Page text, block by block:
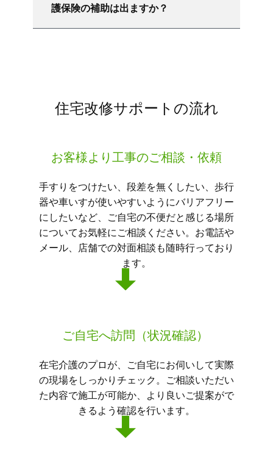
護保険の補助は出ますか？
住宅改修サポートの流れ
お客様より工事のご相談・依頼
手すりをつけたい、段差を無くしたい、歩行
器や車いすが使いやすいようにバリアフリー
にしたいなど、ご自宅の不便だと感じる場所
についてお気軽にご相談ください。お電話や
メール、店舗での対面相談も随時行っており
ます。
ご自宅へ訪問（状況確認）
在宅介護のプロが、ご自宅にお伺いして実際
の現場をしっかりチェック。ご相談いただい
た内容で施工が可能か、より良いご提案がで
きるよう確認を行います。